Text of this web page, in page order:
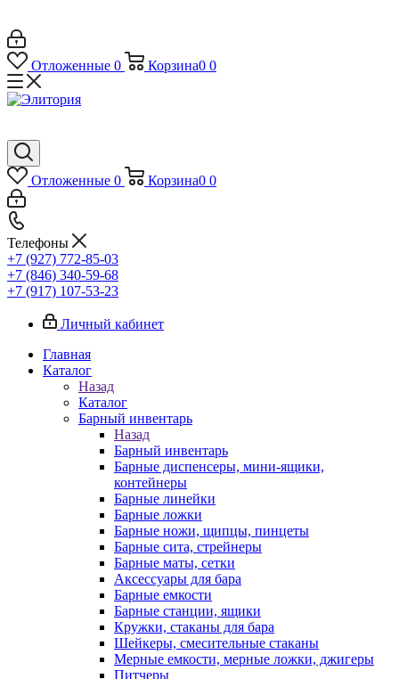
Отложенные 0 Корзина0 0
Отложенные 0 Корзина0 0
Телефоны
+7 (927) 772-85-03
+7 (846) 340-59-68
+7 (917) 107-53-23
Личный кабинет
Главная
Каталог
Назад
Каталог
Барный инвентарь
Назад
Барный инвентарь
Барные диспенсеры, мини-ящики,
контейнеры
Барные линейки
Барные ложки
Барные ножи, щипцы, пинцеты
Барные сита, стрейнеры
Барные маты, сетки
Аксессуары для бара
Барные емкости
Барные станции, ящики
Кружки, стаканы для бара
Шейкеры, смесительные стаканы
Мерные емкости, мерные ложки, джигеры
Питчеры